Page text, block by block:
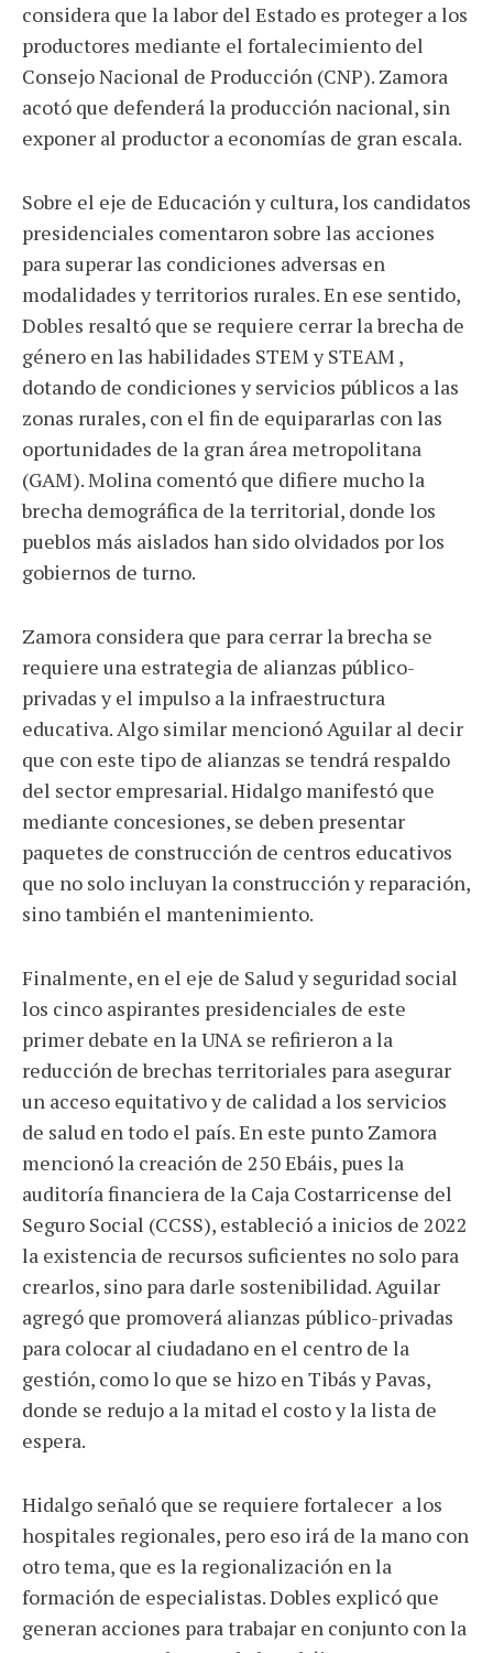
considera que la labor del Estado es proteger a los
productores mediante el fortalecimiento del
Consejo Nacional de Producción (CNP). Zamora
acotó que defenderá la producción nacional, sin
exponer al productor a economías de gran escala.
Sobre el eje de Educación y cultura, los candidatos
presidenciales comentaron sobre las acciones
para superar las condiciones adversas en
modalidades y territorios rurales. En ese sentido,
Dobles resaltó que se requiere cerrar la brecha de
género en las habilidades STEM y STEAM ,
dotando de condiciones y servicios públicos a las
zonas rurales, con el fin de equipararlas con las
oportunidades de la gran área metropolitana
(GAM). Molina comentó que difiere mucho la
brecha demográfica de la territorial, donde los
pueblos más aislados han sido olvidados por los
gobiernos de turno.
Zamora considera que para cerrar la brecha se
requiere una estrategia de alianzas público-
privadas y el impulso a la infraestructura
educativa. Algo similar mencionó Aguilar al decir
que con este tipo de alianzas se tendrá respaldo
del sector empresarial. Hidalgo manifestó que
mediante concesiones, se deben presentar
paquetes de construcción de centros educativos
que no solo incluyan la construcción y reparación,
sino también el mantenimiento.
Finalmente, en el eje de Salud y seguridad social
los cinco aspirantes presidenciales de este
primer debate en la UNA se refirieron a la
reducción de brechas territoriales para asegurar
un acceso equitativo y de calidad a los servicios
de salud en todo el país. En este punto Zamora
mencionó la creación de 250 Ebáis, pues la
auditoría financiera de la Caja Costarricense del
Seguro Social (CCSS), estableció a inicios de 2022
la existencia de recursos suficientes no solo para
crearlos, sino para darle sostenibilidad. Aguilar
agregó que promoverá alianzas público-privadas
para colocar al ciudadano en el centro de la
gestión, como lo que se hizo en Tibás y Pavas,
donde se redujo a la mitad el costo y la lista de
espera.
Hidalgo señaló que se requiere fortalecer a los
hospitales regionales, pero eso irá de la mano con
otro tema, que es la regionalización en la
formación de especialistas. Dobles explicó que
generan acciones para trabajar en conjunto con la